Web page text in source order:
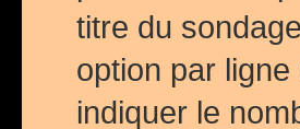
titre du
option par
indiquer le